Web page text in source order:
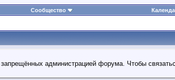
Сообщество
администрацией форума. Чтобы